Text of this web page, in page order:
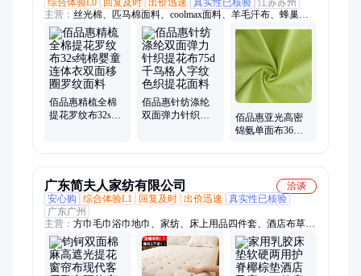
主营： 丝光棉、匹马棉面料、coolmax面料、羊毛汗布、蜂巢
布、毛圈布、棉氨汗布、锦氨汗布、羊毛面料、内衣面料、T恤
面料、涤盖棉、华夫格、再生面料、瑜伽服面料、运动面料、阻
燃面料、竹纤维面料、有机棉面料、BCI良好棉面料、进口棉面
料
佰品惠精梳全棉
提花罗纹布32s纯
佰品惠针纺涤纶
双面弹力针织提
佰品惠亚光高密
锦氨单面布36针
广东简夫人家纺有限公司
洽谈
安心购
综合体验L1 回复及时 出价迅速
真实性已核验
广东广州
主营： 方巾毛巾浴巾地巾、家纺、床上用品四件套、酒店布草、
毛毯、酒店用品、床尾巾、酒店床上用品四件套、医院床上用品
三件套、学校宿舍床上用品三件套、被芯